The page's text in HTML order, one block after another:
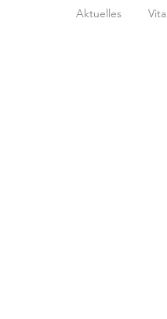
Aktuelles Vita